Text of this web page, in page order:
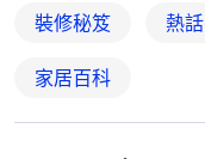
裝修秘笈 熱話
家居百科